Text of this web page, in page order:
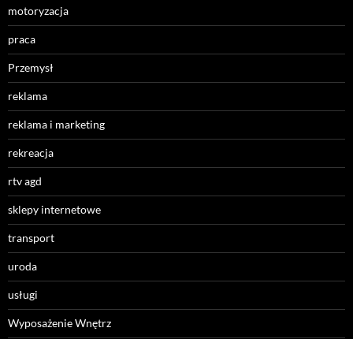
motoryzacja
praca
Przemysł
reklama
reklama i marketing
rekreacja
rtv agd
sklepy internetowe
transport
uroda
usługi
Wyposażenie Wnętrz